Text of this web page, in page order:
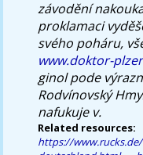
závodění
proklamaci
svého poháru,
www.doktor-
ginol pode
Rodvínovský
nafukuje v.
Related resources:
https://